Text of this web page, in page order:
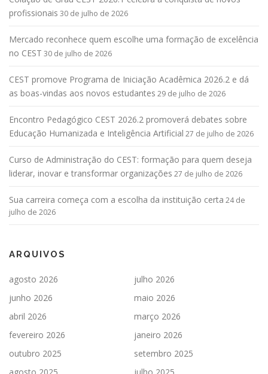
profissionais 30 de julho de 2026
Mercado reconhece quem escolhe uma formação de excelência
no CEST 30 de julho de 2026
CEST promove Programa de Iniciação Acadêmica 2026.2 e dá
as boas-vindas aos novos estudantes 29 de julho de 2026
Encontro Pedagógico CEST 2026.2 promoverá debates sobre
Educação Humanizada e Inteligência Artificial 27 de julho de 2026
Curso de Administração do CEST: formação para quem deseja
liderar, inovar e transformar organizações 27 de julho de 2026
Sua carreira começa com a escolha da instituição certa 24 de
julho de 2026
ARQUIVOS
agosto 2026
julho 2026
junho 2026
maio 2026
abril 2026
março 2026
fevereiro 2026
janeiro 2026
outubro 2025
setembro 2025